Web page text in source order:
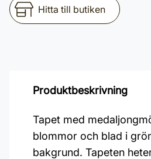
Hitta till butiken
Produktbeskrivning
Tapet med
blommor och blad i
bakgrund. Tapeten